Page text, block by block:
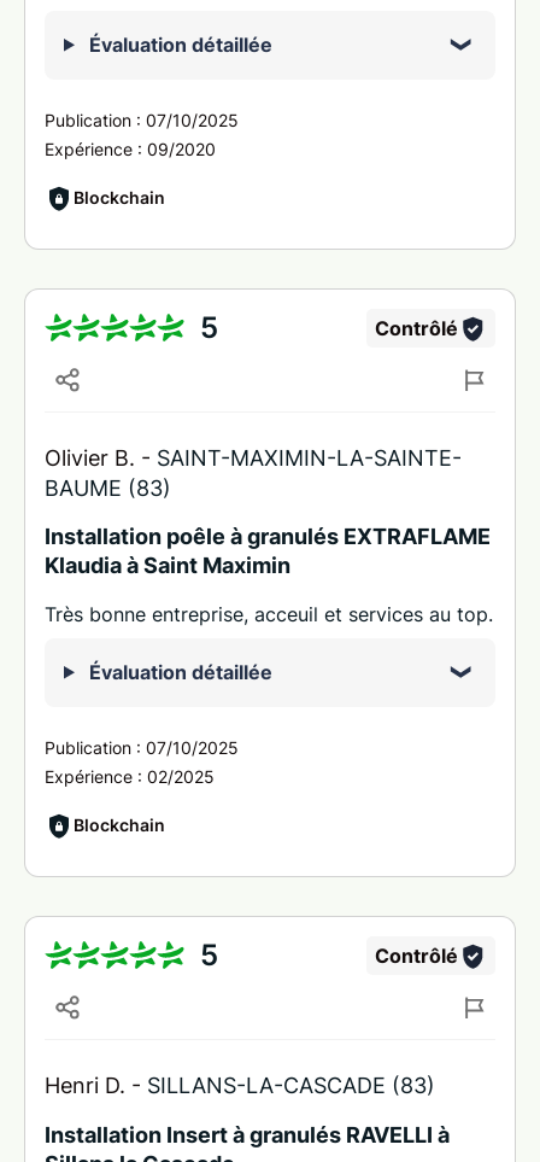
Évaluation détaillée
Publication : 07/10/2025
Expérience : 09/2020
Blockchain
5 Contrôlé
Olivier B. - SAINT-MAXIMIN-LA-SAINTE-
BAUME (83)
Installation poêle à granulés EXTRAFLAME
Klaudia à Saint Maximin
Très bonne entreprise, acceuil et services au top.
Évaluation détaillée
Publication : 07/10/2025
Expérience : 02/2025
Blockchain
5 Contrôlé
Henri D. - SILLANS-LA-CASCADE (83)
Installation Insert à granulés RAVELLI à